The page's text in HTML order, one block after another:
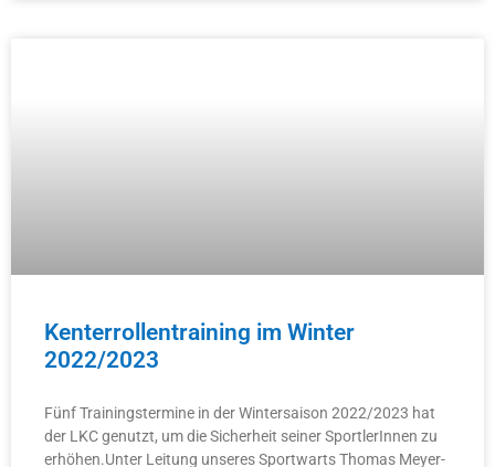
Kenterrollentraining im Winter
2022/2023
Fünf Trainingstermine in der Wintersaison 2022/2023 hat
der LKC genutzt, um die Sicherheit seiner SportlerInnen zu
erhöhen.Unter Leitung unseres Sportwarts Thomas Meyer-